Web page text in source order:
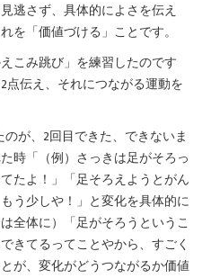
逃さず、具体的によさを伝え
を「価値づける」ことです。
こみ跳び」を練習したのです
伝え、それにつながる運動を
が、2回目できた、できないま
時「（例）さっきは足がそろっ
たよ！」「足そろえようとがん
う少しや！」と変化を具体的に
全体に）「足がそろうというこ
きてるってことやから、すごく
が、変化がどうつながるか価値